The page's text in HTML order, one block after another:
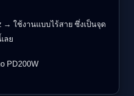
→ ใช้งานแบบไร้สาย ซึ่งเป็นจุด
ลย
PD200W